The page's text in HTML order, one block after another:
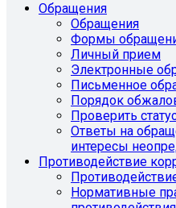
Обращения
Обращения
Формы
Личный прием
Электронные
Письменное
Порядок
Проверить
Ответы на
интересы
Противодействие
Нормативные